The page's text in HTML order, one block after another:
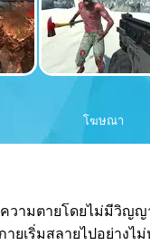
โฆษณา
วามตายโดยไม่มีวิ
เริ่มสลายไปอย่างไ